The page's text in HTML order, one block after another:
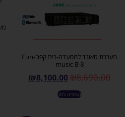
מערכת סאונד למסעדה-בית קפה-Fun
music B-8
₪8,690.00
₪8,100.00
הוספה לסל